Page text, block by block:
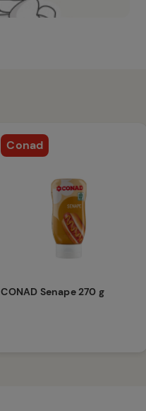
Conad
CONAD Senape 270 g